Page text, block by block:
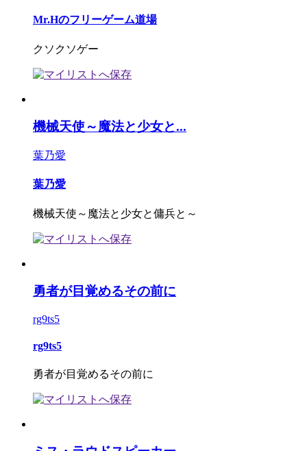
Mr.Hのフリーゲーム道場
クソクソゲー
機械天使～魔法と少女と...
葉乃愛
葉乃愛
機械天使～魔法と少女と傭兵と～
勇者が目覚めるその前に
rg9ts5
rg9ts5
勇者が目覚めるその前に